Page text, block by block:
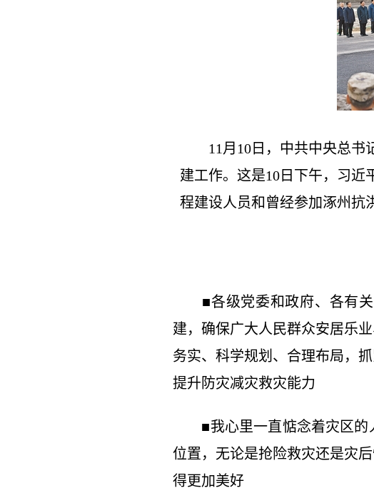
11月10日，中共中央总书
建工作。这是10日下午，习近
程建设人员和曾经参加涿州抗
■各级党委和政府、各有关
建，确保广大人民群众安居乐
务实、科学规划、合理布局，
提升防灾减灾救灾能力
■我心里一直惦念着灾区的
位置，无论是抢险救灾还是灾
得更加美好